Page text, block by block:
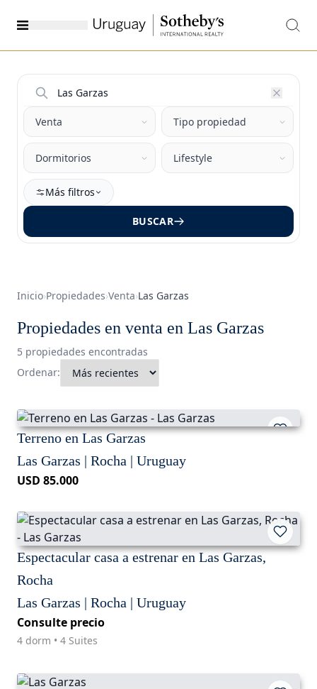
Más filtros
BUSCAR
Inicio›Propiedades›Venta›Las Garzas
Propiedades en venta en Las Garzas
5 propiedades encontradas
Ordenar:
Terreno en Las Garzas
Las Garzas | Rocha | Uruguay
USD 85.000
Espectacular casa a estrenar en Las Garzas,
Rocha
Las Garzas | Rocha | Uruguay
Consulte precio
4 dorm • 4 Suites